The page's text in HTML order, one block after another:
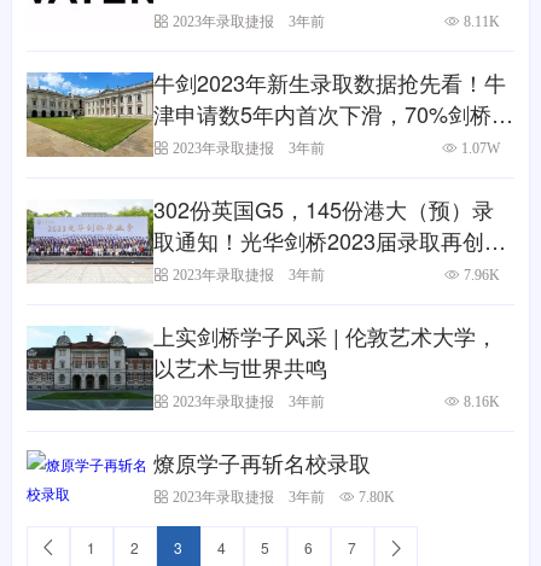
2023年录取捷报 3年前 8.11K
牛剑2023年新生录取数据抢先看！牛
津申请数5年内首次下滑，70%剑桥申
请者3A*，英国是新蓝海吗？
2023年录取捷报 3年前 1.07W
302份英国G5，145份港大（预）录
取通知！光华剑桥2023届录取再创新
高2023年录取捷报 3年前 7.96K
上实剑桥学子风采 | 伦敦艺术大学，
以艺术与世界共鸣
2023年录取捷报 3年前 8.16K
燎原学子再斩名校录取
2023年录取捷报 3年前 7.80K
1 2 3 4 5 6 7